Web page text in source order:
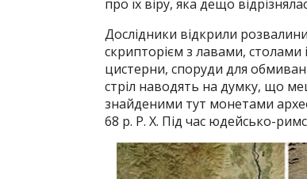
про їх віру, яка дещо
Дослідники відкрили
скрипторієм з лавами,
цистерни, споруди для
стріл наводять на думку, що
знайденими тут монетами
68 р. Р. Х. Під час юдейсько-